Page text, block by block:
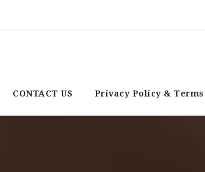
CONTACT US Privacy Policy &